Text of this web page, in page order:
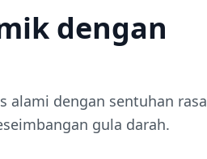
dengan
alami dengan sentuhan rasa
gula darah.